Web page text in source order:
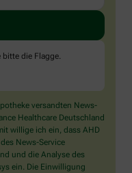
bitte die Flagge.
versandten News-
Healthcare Deutschland
willige ich ein, dass AHD
News-Service
und die Analyse des
ein. Die Einwilligung